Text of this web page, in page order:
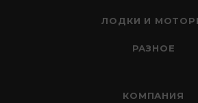
ЛОДКИ И
РАЗНОЕ
КОМПАНИЯ